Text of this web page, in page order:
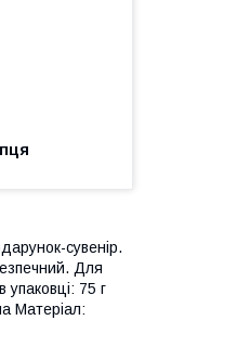
сувенір.
Для
75 г
Матеріал: